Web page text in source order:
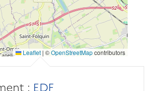
Leaflet | ©OpenStreetMapcontributors
: EDF